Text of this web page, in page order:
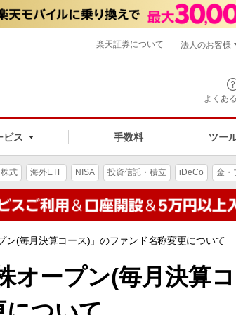
よくあ
ビス 手数料 ツー
楽天証券について 法人のお客様
式 海外ETF NISA 投資信託・積立 iDeCo 金・
ン(毎月決算コース)」のファンド名称変更について
オープン(毎月決算コ